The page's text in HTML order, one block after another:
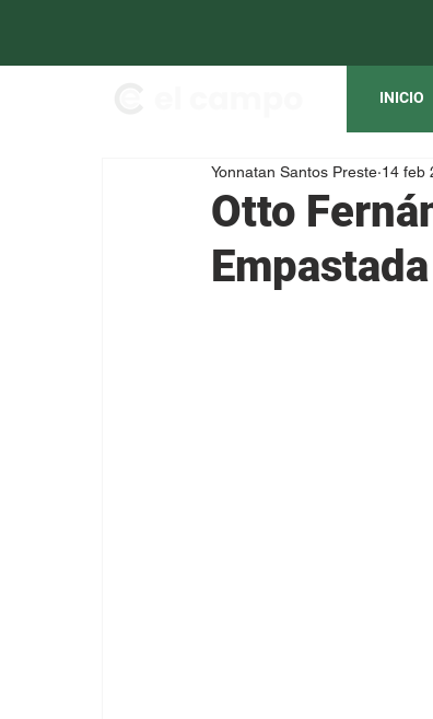
INICIO
Otto
Empastada
Yonnatan Santos Preste 14 feb